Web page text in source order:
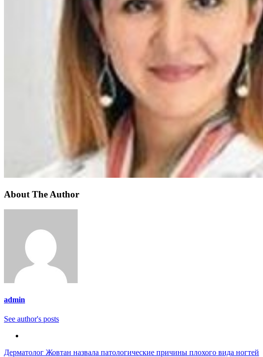
About The Author
admin
See author's posts
Навигация
Дерматолог Жовтан назвала патологические причины плохого вида ногтей